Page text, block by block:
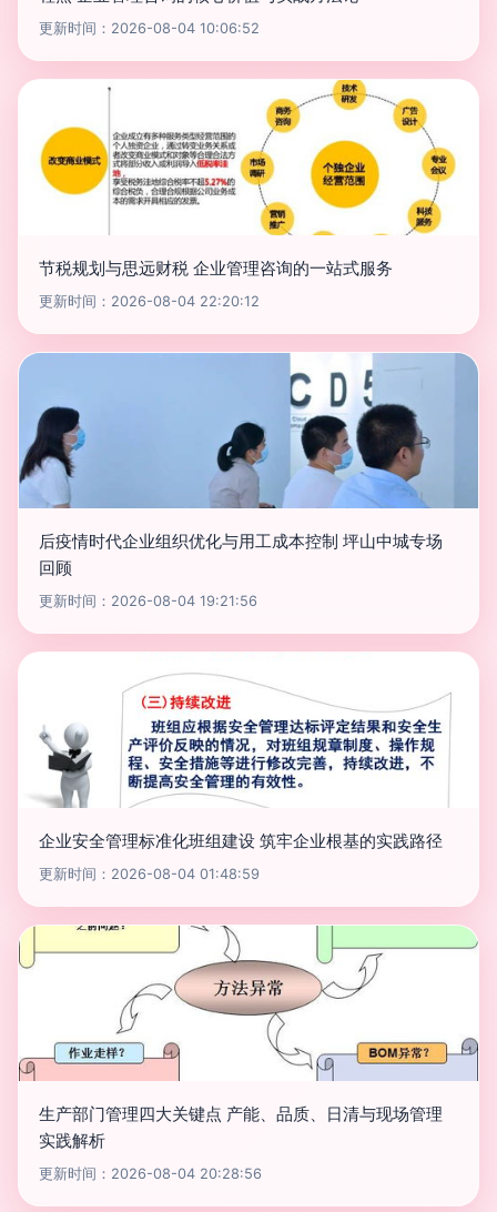
更新时间：2026-08-04 10:06:52
节税规划与思远财税 企业管理咨询的一站式服务
更新时间：2026-08-04 22:20:12
后疫情时代企业组织优化与用工成本控制 坪山中城专场
回顾
更新时间：2026-08-04 19:21:56
企业安全管理标准化班组建设 筑牢企业根基的实践路径
更新时间：2026-08-04 01:48:59
生产部门管理四大关键点 产能、品质、日清与现场管理
实践解析
更新时间：2026-08-04 20:28:56